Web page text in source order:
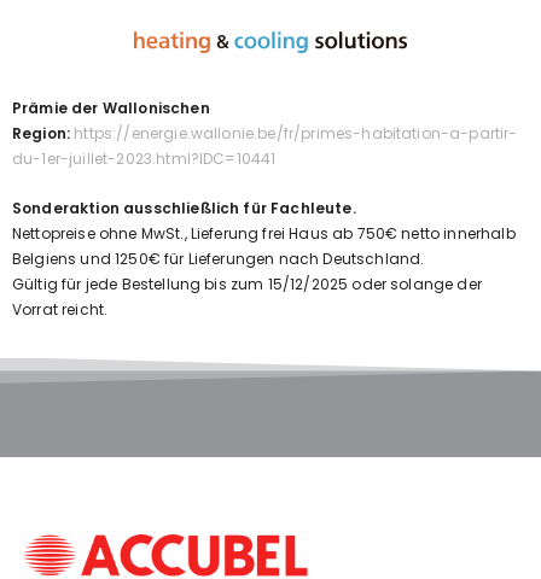
Prämie der Wallonischen
Region: https://energie.wallonie.be/fr/primes-habitation-a-partir-
du-1er-juillet-2023.html?IDC=10441
Sonderaktion ausschließlich für Fachleute.
Nettopreise ohne MwSt., Lieferung frei Haus ab 750€ netto innerhalb
Belgiens und 1250€ für Lieferungen nach Deutschland.
Gültig für jede Bestellung bis zum 15/12/2025 oder solange der
Vorrat reicht.